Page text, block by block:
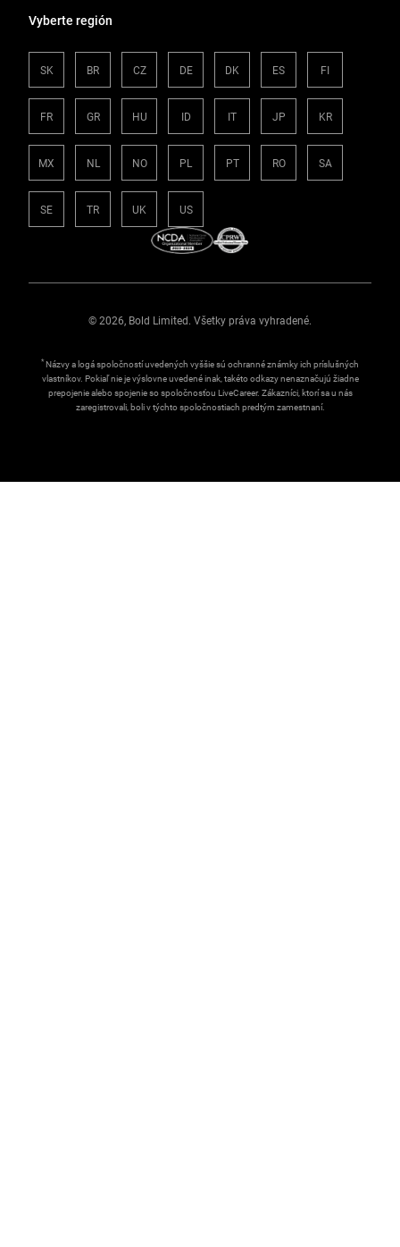
Vyberte región
SK BR CZ DE DK ES FI
FR GR HU ID IT JP KR
MX NL NO PL PT RO SA
SE TR UK US
© 2026, Bold Limited. Všetky práva vyhradené.
* Názvy a logá spoločností uvedených vyššie sú ochranné známky ich príslušných
vlastníkov. Pokiaľ nie je výslovne uvedené inak, takéto odkazy nenaznačujú žiadne
prepojenie alebo spojenie so spoločnosťou LiveCareer. Zákazníci, ktorí sa u nás
zaregistrovali, boli v týchto spoločnostiach predtým zamestnaní.